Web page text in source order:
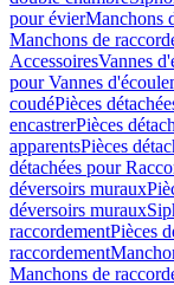
pour évierManchons
Manchons de
AccessoiresVannes
pour Vannes
coudéPièces
encastrerPièces
apparentsPièces
détachées pour
déversoirs muraux
déversoirs muraux
raccordementPièces
raccordement
Manchons de